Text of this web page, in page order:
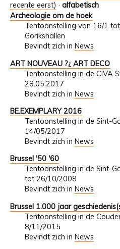
recente eerst) · alfabetisch
Archeologie om de hoek
Tentoonstelling van 16/1
Gorikshallen
Bevindt zich in News
ART NOUVEAU ?¿ ART DECO
Tentoonstelling in de CIVA
28.05.2017
Bevindt zich in News
BE.EXEMPLARY 2016
Tentoonstelling in de Sint-
14/05/2017
Bevindt zich in News
Brussel '50 '60
Tentoonstelling in de Sint-
tot 26/10/2008
Bevindt zich in News
Brussel 1.000 jaar
Tentoonstelling in de
8/11/2015
Bevindt zich in News